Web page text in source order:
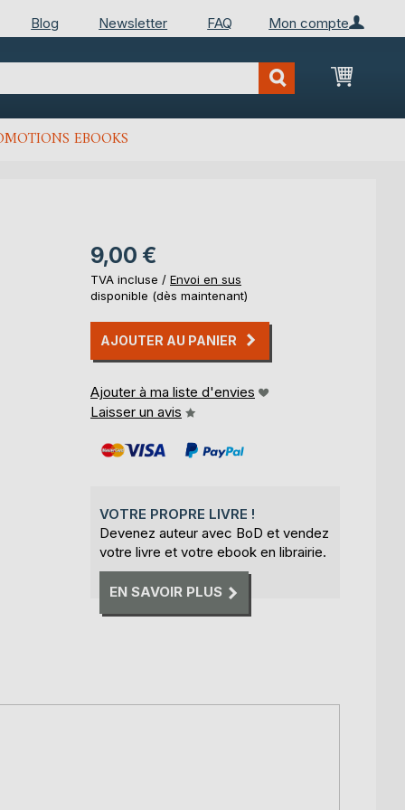
Mon compte
Blog Newsletter FAQ
Mon
EBOOKS
9,00 €
TVA incluse / Envoi en sus
disponible (dès maintenant)
AJOUTER AU PANIER
Ajouter à ma liste d'envies
Laisser un avis
VOTRE PROPRE LIVRE !
Devenez auteur avec BoD et vendez
votre livre et votre ebook en librairie.
EN SAVOIR PLUS